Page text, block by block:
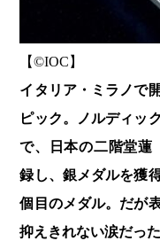
【©️IOC】
イタリア・ミラノで
ピック。ノルディッ
で、日本の二階堂蓮
録し、銀メダルを獲
個目のメダル。だが
抑えきれない涙だった